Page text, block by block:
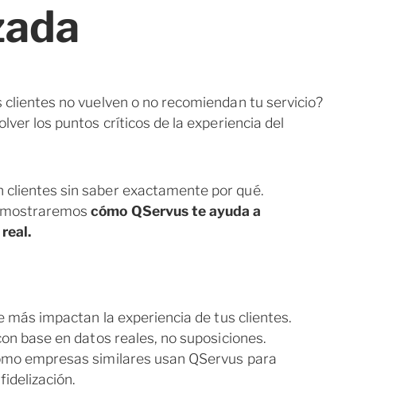
no vuelven o no recomiendan tu servicio?
los puntos críticos de la experiencia del
clientes sin saber exactamente por qué.
mostraremoscómo QServus te ayuda a
más impactan la experiencia de tus clientes.
base en datos reales, no suposiciones.
empresas similares usan QServus para